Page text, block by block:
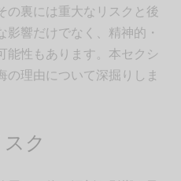
の裏には重大なリスクと後
響だけでなく、精神的・
能性もあります。本セクシ
の理由について深掘りしま
ク